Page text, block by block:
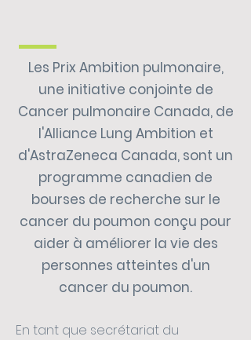
Les Prix Ambition pulmonaire,
une initiative conjointe de
Cancer pulmonaire Canada, de
l'Alliance Lung Ambition et
d'AstraZeneca Canada, sont un
programme canadien de
bourses de recherche sur le
cancer du poumon conçu pour
aider à améliorer la vie des
personnes atteintes d'un
cancer du poumon.
En tant que secrétariat du